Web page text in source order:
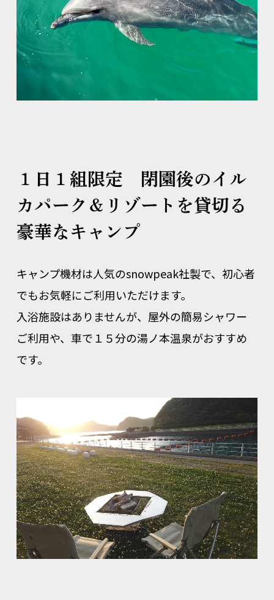
１日１組限定 閉園後のイル
カパーク＆リゾートを貸切る
豪華なキャンプ
キャンプ機材は人気のsnowpeak社製で、初心者
でもお気軽にご利用いただけます。
入浴施設はありませんが、屋外の簡易シャワー
ご利用や、車で１５分の湯ノ本温泉がおすすめ
です。